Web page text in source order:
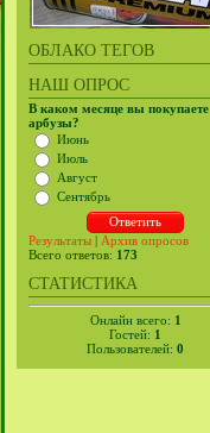
ОБЛАКО ТЕГОВ
НАШ ОПРОС
В каком месяце вы покупаете
арбузы?
Июнь
Июль
Август
Сентябрь
Результаты | Архив опросов
Всего ответов: 173
СТАТИСТИКА
Онлайн всего: 1
Гостей: 1
Пользователей: 0